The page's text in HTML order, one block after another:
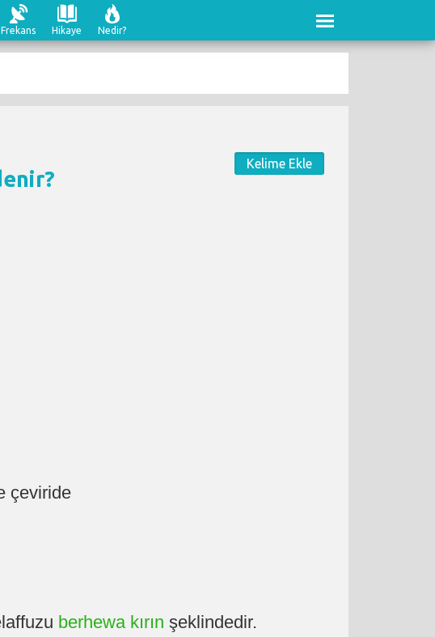
Frekans Hikaye Nedir?
Kelime Ekle
çeviride
berhewa kırın şeklindedir.